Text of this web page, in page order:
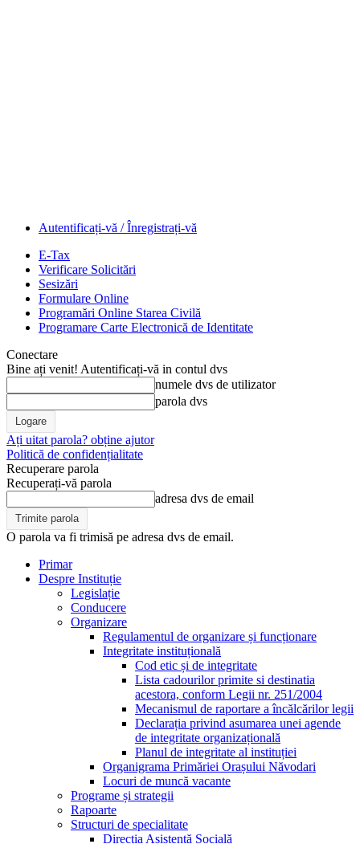
Autentificați-vă / Înregistrați-vă
E-Tax
Verificare Solicitări
Sesizări
Formulare Online
Programări Online Starea Civilă
Programare Carte Electronică de Identitate
Conectare
Bine ați venit! Autentificați-vă in contul dvs
numele dvs de utilizator
parola dvs
Ați uitat parola? obține ajutor
Politică de confidențialitate
Recuperare parola
Recuperați-vă parola
adresa dvs de email
O parola va fi trimisă pe adresa dvs de email.
Primar
Despre Instituție
Legislație
Conducere
Organizare
Regulamentul de organizare și funcționare
Integritate instituțională
Cod etic și de integritate
Lista cadourilor primite si destinatia
acestora, conform Legii nr. 251/2004
Mecanismul de raportare a încălcărilor legii
Declarația privind asumarea unei agende
de integritate organizațională
Planul de integritate al instituției
Organigrama Primăriei Orașului Năvodari
Locuri de muncă vacante
Programe și strategii
Rapoarte
Structuri de specialitate
Direcția Asistență Socială